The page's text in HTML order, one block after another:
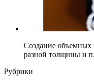
Создание объемных
разной толщины и
Рубрики